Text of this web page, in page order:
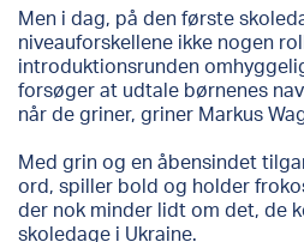
Men i dag, på den første
niveauforskellene ikke nogen
introduktionsrunden
forsøger at udtale børnenes
når de griner, griner Markus
Med grin og en åbensindet
ord, spiller bold og holder
der nok minder lidt om det, de
skoledage i Ukraine.